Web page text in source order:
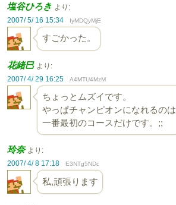
塩谷ひろき より:
2007/ 5/ 16 15:34
IyMDQyMjE
すごかった。
花緒巳 より:
2007/ 4/ 29 16:25
A4MTU4MzM
ちょっとムズイです。
やっぱチャンピオンになれるのは
一番最初のコースだけです。;;
玲奈 より:
2007/ 4/ 8 17:18
E3NTg5NDc
私,頑張ります